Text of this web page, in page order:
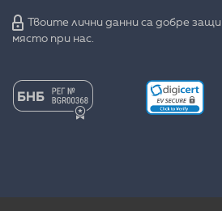
Твоите лични данни са добре
място при нас.